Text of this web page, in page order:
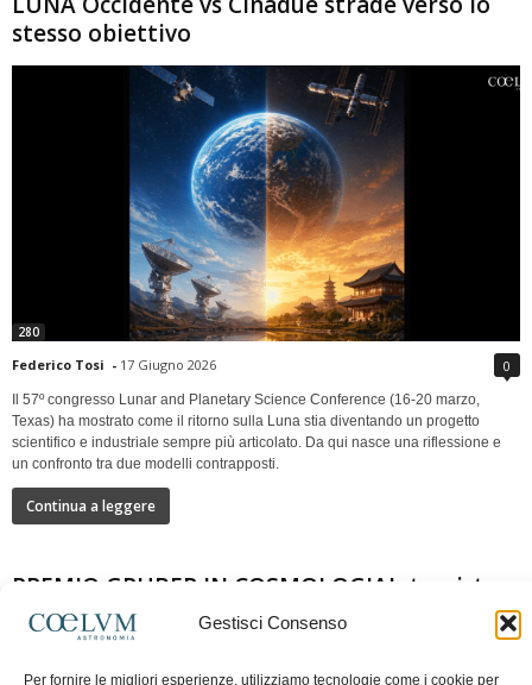
Gestisci Consenso
Per fornire le migliori esperienze, utilizziamo tecnologie come i cookie per
stesso obiettivo
280
Federico Tosi - 17 Giugno 2026 0
Il 57º congresso Lunar and Planetary Science Conference (16-20 marzo,
Texas) ha mostrato come il ritorno sulla Luna stia diventando un progetto
scientifico e industriale sempre più articolato. Da qui nasce una riflessione e
un confronto tra due modelli contrapposti.
Continua a leggere
PREMIO GRUBER IN COSMOLOGIAIntervista a
Nazzareno Mandolesi